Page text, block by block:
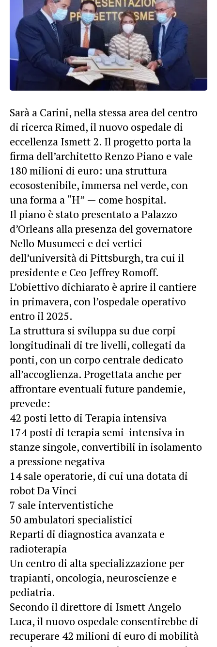
Sarà a Carini, nella stessa area del centro
di ricerca Rimed, il nuovo ospedale di
eccellenza Ismett 2. Il progetto porta la
firma dell’architetto Renzo Piano e vale
180 milioni di euro: una struttura
ecosostenibile, immersa nel verde, con
una forma a “H” — come hospital.
Il piano è stato presentato a Palazzo
d’Orleans alla presenza del governatore
Nello Musumeci e dei vertici
dell’università di Pittsburgh, tra cui il
presidente e Ceo Jeffrey Romoff.
L’obiettivo dichiarato è aprire il cantiere
in primavera, con l’ospedale operativo
entro il 2025.
La struttura si sviluppa su due corpi
longitudinali di tre livelli, collegati da
ponti, con un corpo centrale dedicato
all’accoglienza. Progettata anche per
affrontare eventuali future pandemie,
prevede:
42 posti letto di Terapia intensiva
174 posti di terapia semi-intensiva in
stanze singole, convertibili in isolamento
a pressione negativa
14 sale operatorie, di cui una dotata di
robot Da Vinci
7 sale interventistiche
50 ambulatori specialistici
Reparti di diagnostica avanzata e
radioterapia
Un centro di alta specializzazione per
trapianti, oncologia, neuroscienze e
pediatria.
Secondo il direttore di Ismett Angelo
Luca, il nuovo ospedale consentirebbe di
recuperare 42 milioni di euro di mobilità